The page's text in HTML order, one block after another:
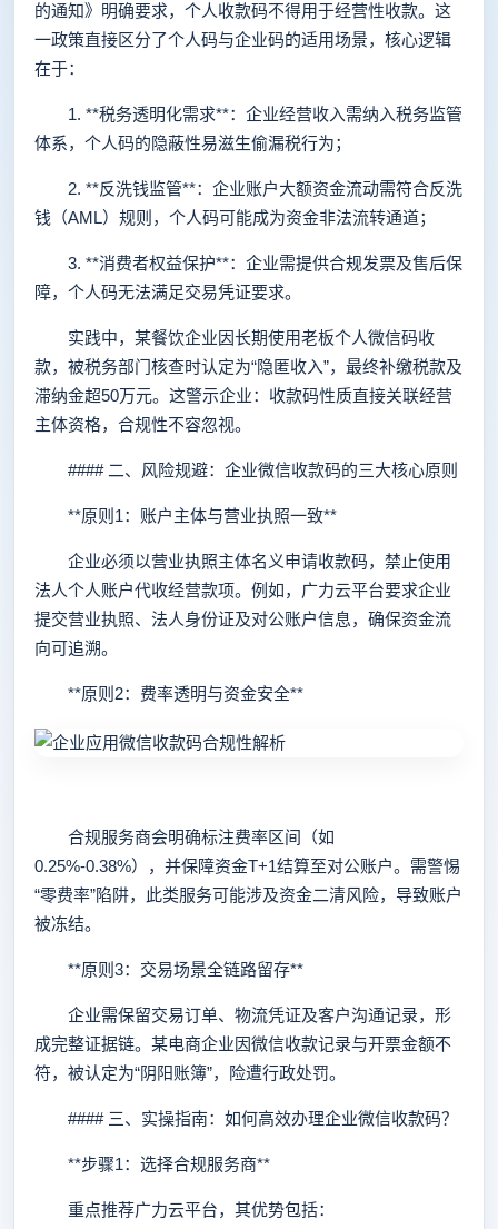
的通知》明确要求，个人收款码不得用于经营性收款。这
一政策直接区分了个人码与企业码的适用场景，核心逻辑
在于：
1. **税务透明化需求**：企业经营收入需纳入税务监管
体系，个人码的隐蔽性易滋生偷漏税行为；
2. **反洗钱监管**：企业账户大额资金流动需符合反洗
钱（AML）规则，个人码可能成为资金非法流转通道；
3. **消费者权益保护**：企业需提供合规发票及售后保
障，个人码无法满足交易凭证要求。
实践中，某餐饮企业因长期使用老板个人微信码收
款，被税务部门核查时认定为“隐匿收入”，最终补缴税款及
滞纳金超50万元。这警示企业：收款码性质直接关联经营
主体资格，合规性不容忽视。
#### 二、风险规避：企业微信收款码的三大核心原则
**原则1：账户主体与营业执照一致**
企业必须以营业执照主体名义申请收款码，禁止使用
法人个人账户代收经营款项。例如，广力云平台要求企业
提交营业执照、法人身份证及对公账户信息，确保资金流
向可追溯。
**原则2：费率透明与资金安全**
合规服务商会明确标注费率区间（如
0.25%-0.38%），并保障资金T+1结算至对公账户。需警惕
“零费率”陷阱，此类服务可能涉及资金二清风险，导致账户
被冻结。
**原则3：交易场景全链路留存**
企业需保留交易订单、物流凭证及客户沟通记录，形
成完整证据链。某电商企业因微信收款记录与开票金额不
符，被认定为“阴阳账簿”，险遭行政处罚。
#### 三、实操指南：如何高效办理企业微信收款码？
**步骤1：选择合规服务商**
重点推荐广力云平台，其优势包括：